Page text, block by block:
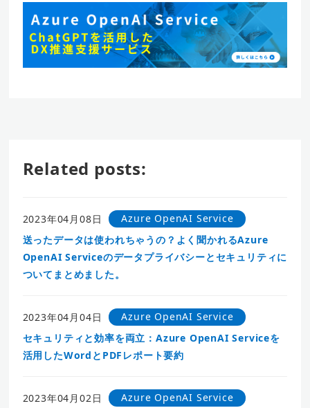
Related posts:
2023年04月08日
Azure OpenAI Service
送ったデータは使われちゃうの？よく聞かれるAzure
OpenAI Serviceのデータプライバシーとセキュリティに
ついてまとめました。
2023年04月04日
Azure OpenAI Service
セキュリティと効率を両立：Azure OpenAI Serviceを
活用したWordとPDFレポート要約
2023年04月02日
Azure OpenAI Service